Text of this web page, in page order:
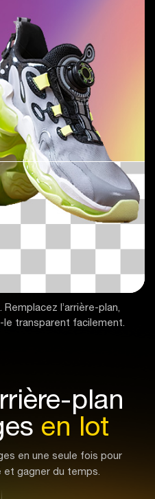
l’arrière-plan,
transparent facilement.
plan
en lot
en une seule fois pour
et gagner du temps.